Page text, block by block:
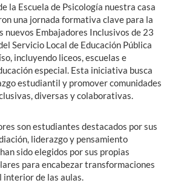
la Escuela de Psicología nuestra casa
una jornada formativa clave para la
nuevos Embajadores Inclusivos de 23
Servicio Local de Educación Pública
incluyendo liceos, escuelas e
especial. Esta iniciativa busca
estudiantil y promover comunidades
diversas y colaborativas.
son estudiantes destacados por sus
liderazgo y pensamiento
sido elegidos por sus propias
para encabezar transformaciones
interior de las aulas.